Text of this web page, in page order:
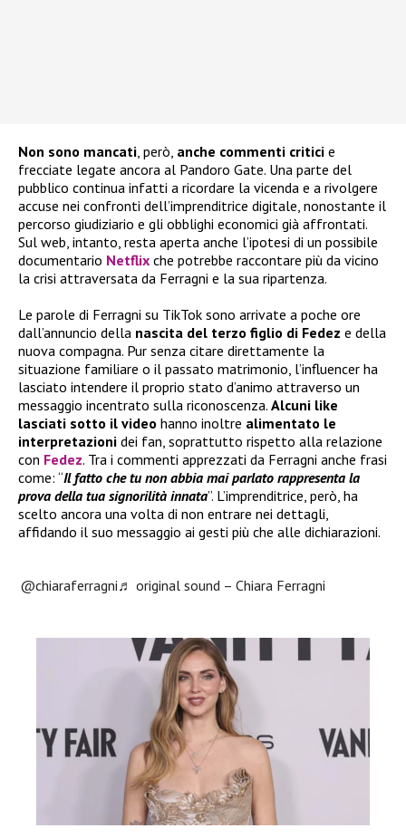
Non sono mancati , però, anche commenti critici e
frecciate legate ancora al Pandoro Gate. Una parte del
pubblico continua infatti a ricordare la vicenda e a rivolgere
accuse nei confronti dell’imprenditrice digitale, nonostante il
percorso giudiziario e gli obblighi economici già affrontati.
Sul web, intanto, resta aperta anche l’ipotesi di un possibile
documentario Netflix che potrebbe raccontare più da vicino
la crisi attraversata da Ferragni e la sua ripartenza.
Le parole di Ferragni su TikTok sono arrivate a poche ore
dall’annuncio della nascita del terzo figlio di Fedez e della
nuova compagna. Pur senza citare direttamente la
situazione familiare o il passato matrimonio, l’influencer ha
lasciato intendere il proprio stato d’animo attraverso un
messaggio incentrato sulla riconoscenza. Alcuni like
lasciati sotto il video hanno inoltre alimentato le
interpretazioni dei fan, soprattutto rispetto alla relazione
con Fedez. Tra i commenti apprezzati da Ferragni anche frasi
come: “Il fatto che tu non abbia mai parlato rappresenta la
prova della tua signorilità innata”. L’imprenditrice, però, ha
scelto ancora una volta di non entrare nei dettagli,
affidando il suo messaggio ai gesti più che alle dichiarazioni.
@chiaraferragni♬ original sound – Chiara Ferragni